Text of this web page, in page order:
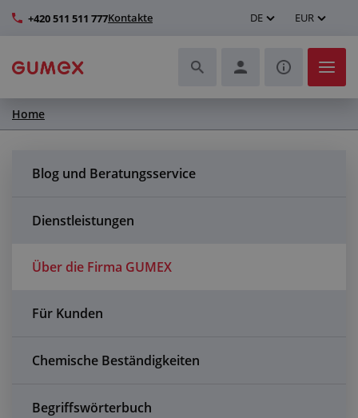
+420 511 511 777Kontakte DE EUR
Schläuche und deren Komplettierung
Anfragezentrum
Alles über den Einkauf
Home
Blog und Beratungsservice
Dienstleistungen
Über die Firma GUMEX
Für Kunden
Chemische Beständigkeiten
Begriffswörterbuch